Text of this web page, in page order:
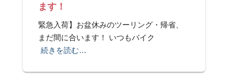
ます！
緊急入荷】お盆休みのツーリング・帰省、
まだ間に合います！ いつもバイク
続きを読む…